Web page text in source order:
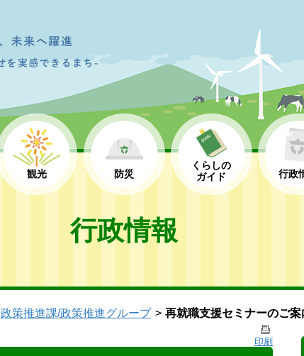
観光 防災
くらしの
ガイド
行政
行政情報
政策推進課/政策推進グループ 再就職支援セミナーのご案
印刷